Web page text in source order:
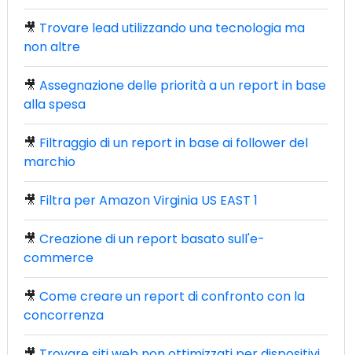
🎥 Trovare lead utilizzando una tecnologia ma
non altre
🎥 Assegnazione delle priorità a un report in base
alla spesa
🎥 Filtraggio di un report in base ai follower del
marchio
🎥 Filtra per Amazon Virginia US EAST 1
🎥 Creazione di un report basato sull'e-
commerce
🎥 Come creare un report di confronto con la
concorrenza